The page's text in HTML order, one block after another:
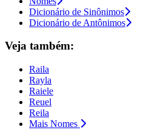
Dicionário de Sinônimos
Dicionário de Antônimos
Veja também:
Raila
Rayla
Raiele
Reuel
Reila
Mais Nomes